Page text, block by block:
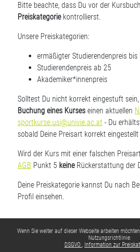
Wenn Sie weiter auf dieser Webseite arbeiten
Nutzungsrichtlinie:
DSGVO
Information zur
Bitte beachte, dass Du vor der
Preiskategoriekontrollierst.
Unsere Preiskategorien:
ermäßigter Studierendenpreis bis
Studierendenpreis ab 25
Akademiker*innenpreis
Solltest Du nicht korrekt eingestuft
Buchung eines Kurses einen aktuellen
sportkurse.usi@univie.ac.at - Du
sobald Deine Preisart korrekt
Wird der Kurs mit einer falschen
AGB Punkt 5 keine Rückerstattung der
Deine Preiskategorie kannst Du nach
Profil einsehen.